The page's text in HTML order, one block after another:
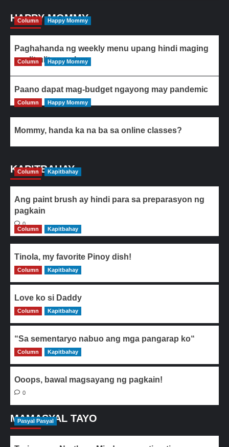
HAPPY MOMMY
Column Happy Mommy
Paghahanda ng weekly menu upang hindi maging
paulit-ulit ang ulam
Column Happy Mommy
Paano dapat mag-budget ngayong may pandemic
Column Happy Mommy
Mommy, handa ka na ba sa online classes?
KAPITBAHAY
Column Kapitbahay
Ang paint brush ay hindi para sa preparasyon ng
pagkain
0
Column
Kapitbahay
Tinola, my favorite Pinoy dish!
0
Column Kapitbahay
Love ko si Daddy
0
Column Kapitbahay
“Sa sementaryo nabuo ang mga pangarap ko“
0
Column Kapitbahay
Ooops, bawal magsayang ng pagkain!
0
MAMASYAL TAYO
Pasyal Pasyal